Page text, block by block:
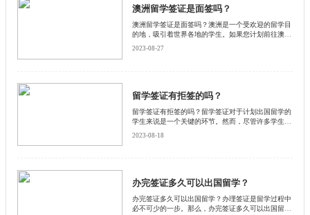
澳洲留学签证是面签吗？
澳洲留学签证是面签吗？澳洲是一个受欢迎的留学目
的地，吸引着世界各地的学生。如果您计划前往澳洲
2023-08-27
留学签证有拒签的吗？
留学签证有拒签的吗？留学签证对于计划出国留学的
学生来说是一个关键的环节。然而，尽管许多学生都
2023-08-18
办完签证多久可以出国留学？
办完签证多久可以出国留学？办理签证是留学过程中
必不可少的一步。那么，办完签证多久可以出国留学